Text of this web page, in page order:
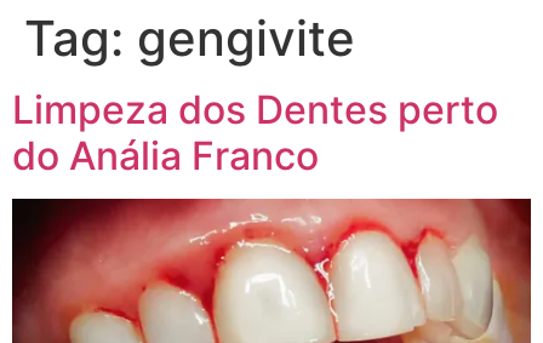
Tag: gengivite
Limpeza dos Dentes perto
do Anália Franco